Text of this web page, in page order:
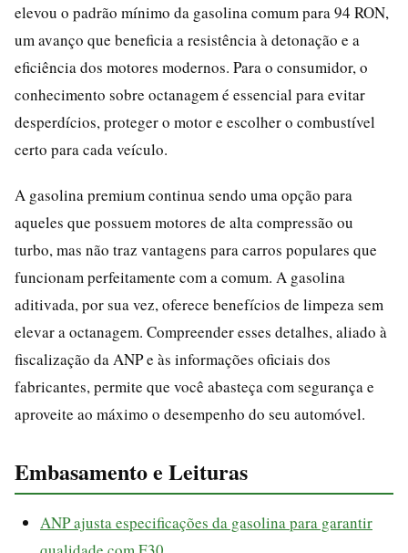
elevou o padrão mínimo da gasolina comum para 94 RON,
um avanço que beneficia a resistência à detonação e a
eficiência dos motores modernos. Para o consumidor, o
conhecimento sobre octanagem é essencial para evitar
desperdícios, proteger o motor e escolher o combustível
certo para cada veículo.
A gasolina premium continua sendo uma opção para
aqueles que possuem motores de alta compressão ou
turbo, mas não traz vantagens para carros populares que
funcionam perfeitamente com a comum. A gasolina
aditivada, por sua vez, oferece benefícios de limpeza sem
elevar a octanagem. Compreender esses detalhes, aliado à
fiscalização da ANP e às informações oficiais dos
fabricantes, permite que você abasteça com segurança e
aproveite ao máximo o desempenho do seu automóvel.
Embasamento e Leituras
ANP ajusta especificações da gasolina para garantir